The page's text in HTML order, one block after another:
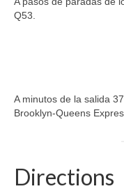
Q53.
A minutos de la salida
Brooklyn-Queens
Directions